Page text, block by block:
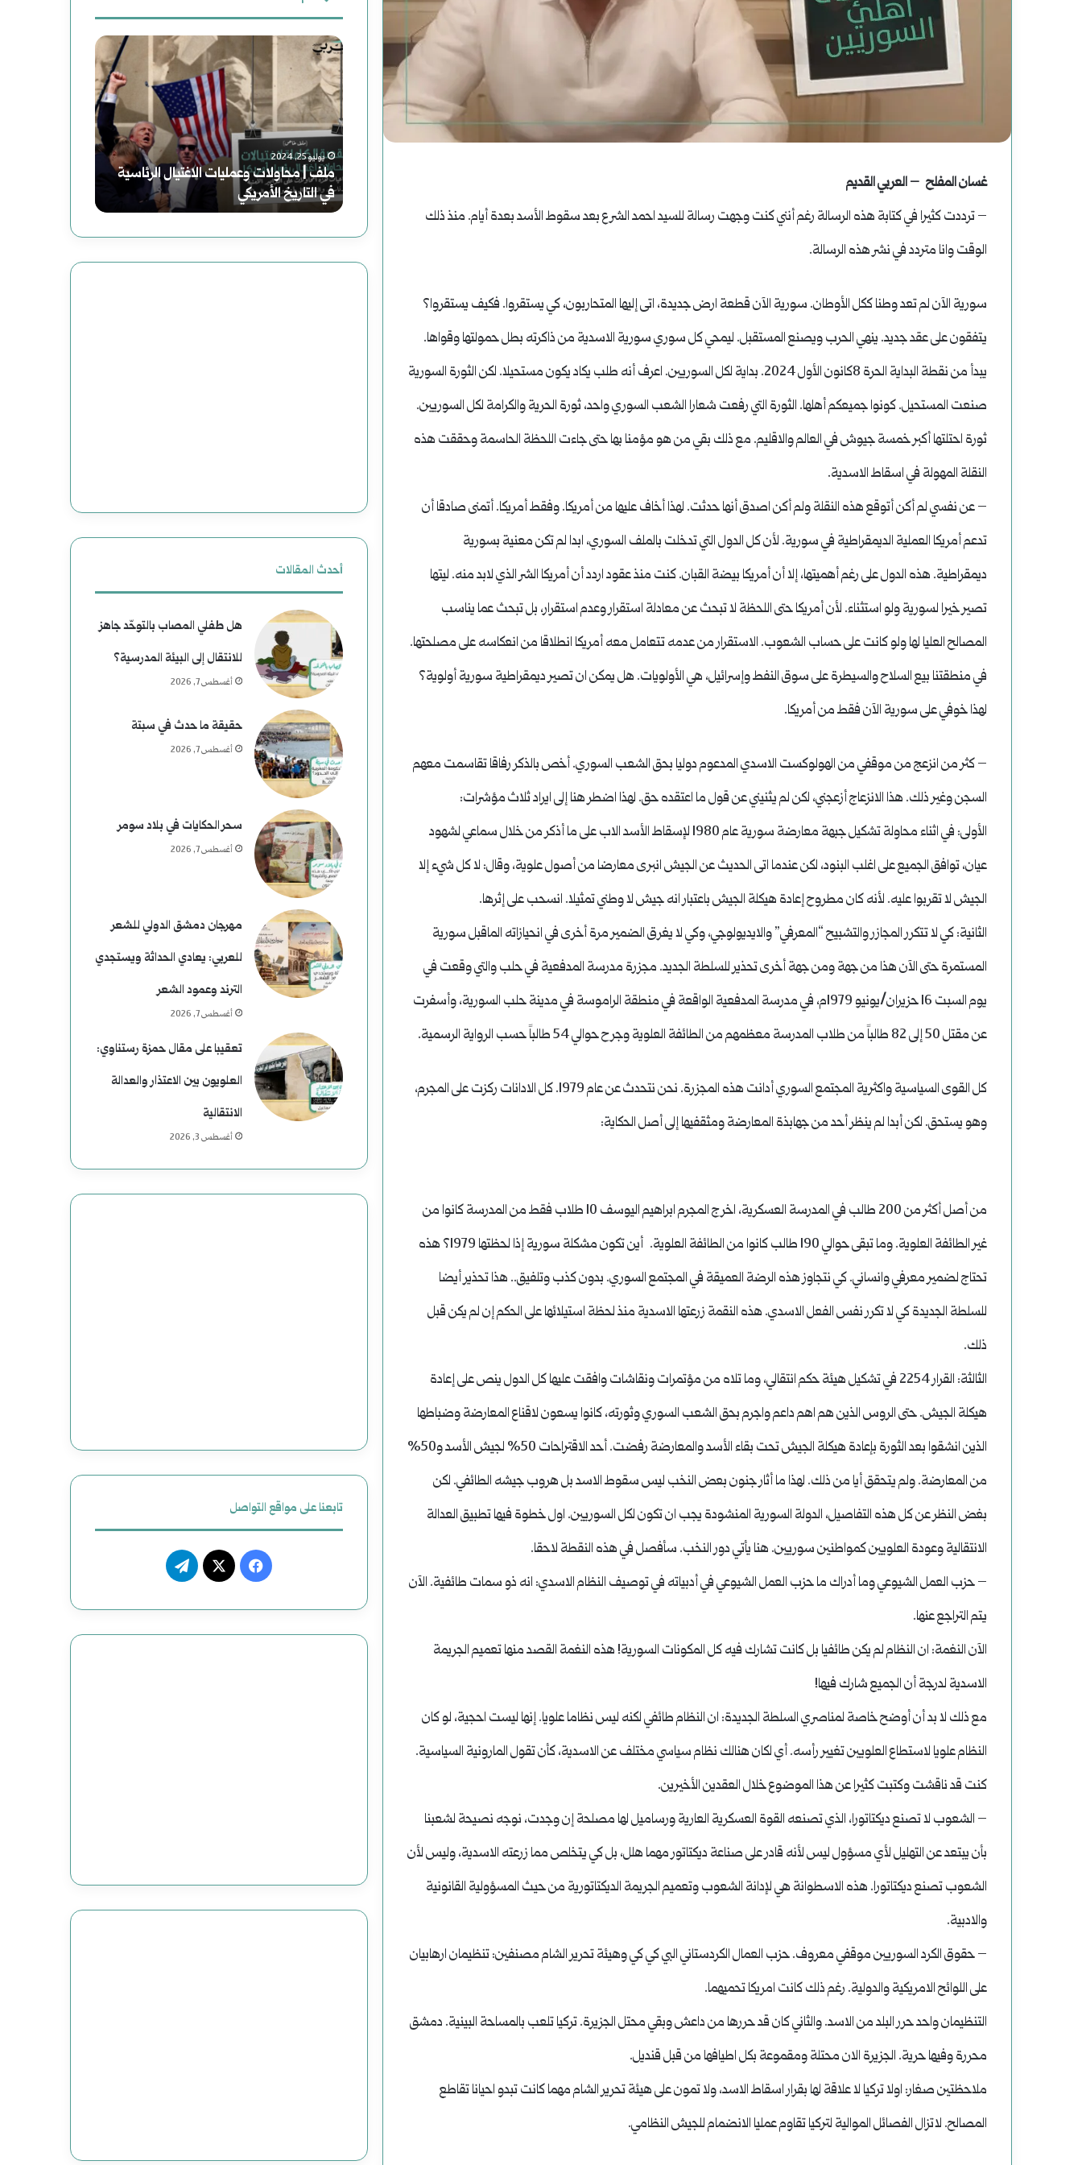
غسان المفلح – العربي القديم
– ترددت كثيرا في كتابة هذه الرسالة رغم أنني كنت وجهت رسالة للسيد احمد الشرع بعد سقوط الأسد بعدة أيام. منذ ذلك
الوقت وانا متردد في نشر هذه الرسالة.
سورية الآن لم تعد وطنا ككل الأوطان. سورية الآن قطعة ارض جديدة، اتى إليها المتحاربون، كي يستقروا. فكيف يستقروا؟
يتفقون على عقد جديد. ينهي الحرب ويصنع المستقبل. ليمحي كل سوري سورية الاسدية من ذاكرته بطل حمولتها وقواها.
يبدأ من نقطة البداية الحرة 8كانون الأول 2024. بداية لكل السوريين. اعرف أنه طلب يكاد يكون مستحيلا. لكن الثورة السورية
صنعت المستحيل. كونوا جميعكم أهلها. الثورة التي رفعت شعارا الشعب السوري واحد، ثورة الحرية والكرامة لكل السوريين.
ثورة احتلتها أكبر خمسة جيوش في العالم والاقليم. مع ذلك بقي من هو مؤمنا بها حتى جاءت اللحظة الحاسمة وحققت هذه
النقلة المهولة في اسقاط الاسدية.
– عن نفسي لم أكن أتوقع هذه النقلة ولم أكن اصدق أنها حدثت. لهذا أخاف عليها من أمريكا. وفقط أمريكا. أتمنى صادقا أن
تدعم أمريكا العملية الديمقراطية في سورية. لأن كل الدول التي تدخلت بالملف السوري، ابدا لم تكن معنية بسورية
ديمقراطية. هذه الدول على رغم أهميتها، إلا أن أمريكا بيضة القبان. كنت منذ عقود اردد أن أمريكا الشر الذي لابد منه. ليتها
تصير خيرا لسورية ولو استثناء. لأن أمريكا حتى اللحظة لا تبحث عن معادلة استقرار وعدم استقرار، بل تبحث عما يناسب
المصالح العليا لها ولو كانت على حساب الشعوب. الاستقرار من عدمه تتعامل معه أمريكا انطلاقا من انعكاسه على مصلحتها.
في منطقتنا بيع السلاح والسيطرة على سوق النفط وإسرائيل، هي الأولويات. هل يمكن ان تصير ديمقراطية سورية أولوية؟
لهذا خوفي على سورية الآن فقط من أمريكا.
– كثر من انزعج من موقفي من الهولوكست الاسدي المدعوم دوليا بحق الشعب السوري. أخص بالذكر رفاقا تقاسمت معهم
السجن وغير ذلك. هذا الانزعاج أزعجني، لكن لم يثنيني عن قول ما اعتقده حق. لهذا اضطر هنا إلى ايراد ثلاث مؤشرات:
الأولى: في اثناء محاولة تشكيل جبهة معارضة سورية عام 1980 لإسقاط الأسد الاب على ما أذكر من خلال سماعي لشهود
عيان، توافق الجميع على اغلب البنود، لكن عندما اتى الحديث عن الجيش انبرى معارضا من أصول علوية، وقال: لا كل شيء إلا
الجيش لا تقربوا عليه. لأنه كان مطروح إعادة هيكلة الجيش باعتبار انه جيش لا وطني تمثيلا. انسحب على إثرها.
الثانية: كي لا تتكرر المجازر والتشبيح “المعرفي” والايديولوجي، وكي لا يغرق الضمير مرة أخرى في انحيازاته الماقبل سورية
المستمرة حتى الآن هذا من جهة ومن جهة أخرى تحذير للسلطة الجديد. مجزرة مدرسة المدفعية في حلب والتي وقعت في
يوم السبت 16 حزيران/يونيو 1979م، في مدرسة المدفعية الواقعة في منطقة الراموسة في مدينة حلب السورية، وأسفرت
عن مقتل 50 إلى 82 طالباً من طلاب المدرسة معظمهم من الطائفة العلوية وجرح حوالي 54 طالباً حسب الرواية الرسمية.
كل القوى السياسية واكثرية المجتمع السوري أدانت هذه المجزرة. نحن نتحدث عن عام 1979. كل الادانات ركزت على المجرم،
وهو يستحق. لكن أبدا لم ينظر أحد من جهابذة المعارضة ومثقفيها إلى أصل الحكاية:
من أصل أكثر من 200 طالب في المدرسة العسكرية، اخرج المجرم ابراهيم اليوسف 10 طلاب فقط من المدرسة كانوا من
غير الطائفة العلوية. وما تبقى حوالي 190 طالب كانوا من الطائفة العلوية. أين تكون مشكلة سورية إذا لحظتها 1979؟ هذه
تحتاج لضمير معرفي وانساني. كي نتجاوز هذه الرضة العميقة في المجتمع السوري. بدون كذب وتلفيق.. هذا تحذير أيضا
للسلطة الجديدة كي لا تكرر نفس الفعل الاسدي. هذه النقمة زرعتها الاسدية منذ لحظة استيلائها على الحكم إن لم يكن قبل
ذلك.
الثالثة: القرار 2254 في تشكيل هيئة حكم انتقالي، وما تلاه من مؤتمرات ونقاشات وافقت عليها كل الدول ينص على إعادة
هيكلة الجيش. حتى الروس الذين هم اهم داعم واجرم بحق الشعب السوري وثورته، كانوا يسعون لاقناع المعارضة وضباطها
الذين انشقوا بعد الثورة بإعادة هيكلة الجيش تحت بقاء الأسد والمعارضة رفضت. أحد الاقتراحات 50% لجيش الأسد و50%
من المعارضة. ولم يتحقق أيا من ذلك. لهذا ما أثار جنون بعض النخب ليس سقوط الاسد بل هروب جيشه الطائفي. لكن
بغض النظر عن كل هذه التفاصيل، الدولة السورية المنشودة يجب ان تكون لكل السوريين. اول خطوة فيها تطبيق العدالة
الانتقالية وعودة العلويين كمواطنين سوريين. هنا يأتي دور النخب. سأفصل في هذه النقطة لاحقا.
– حزب العمل الشيوعي وما أدراك ما حزب العمل الشيوعي في أدبياته في توصيف النظام الاسدي: انه ذو سمات طائفية. الآن
يتم التراجع عنها.
الآن النغمة: ان النظام لم يكن طائفيا بل كانت تشارك فيه كل المكونات السورية! هذه النغمة القصد منها تعميم الجريمة
الاسدية لدرجة أن الجميع شارك فيها!
مع ذلك لا بد أن أوضح خاصة لمناصري السلطة الجديدة: ان النظام طائفي لكنه ليس نظاما علويا. إنها ليست احجية، لو كان
النظام علويا لاستطاع العلويين تغيير رأسه. أي لكان هنالك نظام سياسي مختلف عن الاسدية، كأن تقول المارونية السياسية.
كنت قد ناقشت وكتبت كثيرا عن هذا الموضوع خلال العقدين الأخيرين.
– الشعوب لا تصنع ديكتاتورا، الذي تصنعه القوة العسكرية العارية ورساميل لها مصلحة إن وجدت، نوجه نصيحة لشعبنا
بأن يبتعد عن التهليل لأي مسؤول ليس لأنه قادر على صناعة ديكتاتور مهما هلل، بل كي يتخلص مما زرعته الاسدية، وليس لأن
الشعوب تصنع ديكتاتورا. هذه الاسطوانة هي لإدانة الشعوب وتعميم الجريمة الديكتاتورية من حيث المسؤولية القانونية
والادبية.
– حقوق الكرد السوريين موقفي معروف. حزب العمال الكردستاني البي كي كي وهيئة تحرير الشام مصنفين: تنظيمان ارهابيان
على اللوائح الامريكية والدولية. رغم ذلك كانت امريكا تحميهما.
التنظيمان واحد حرر البلد من الاسد. والثاني كان قد حررها من داعش وبقي محتل الجزيرة. تركيا تلعب بالمساحة البينية. دمشق
محررة وفيها حرية. الجزيرة الان محتلة ومقموعة بكل اطيافها من قبل قنديل.
ملاحظتين صغار: اولا تركيا لا علاقة لها بقرار اسقاط الاسد، ولا تمون على هيئة تحرير الشام مهما كانت تبدو احيانا تقاطع
المصالح. لاتزال الفصائل الموالية لتركيا تقاوم عمليا الانضمام للجيش النظامي.
رواية (الصاعدون إلى النعيم) لموسى رحوم
عباس: داعش تنظيم مصنوع وضحاياه أبرياء
سوريا
الحلم
هاوية
منعطف
ملف
|
محاولات
وعمليات
الرئاسية
الأمريكي
دعوة
لقراءة
جديدة
للتاريخ
أغسطس 2, 2025
دعوة لقراءة جديدة للتاريخ
رواية
(الصاعدون
إلى
النعيم)
رحوم
عباس:
داعش
أحدث المقالات
هل طفلي المصاب بالتوحّد جاهز
للانتقال إلى البيئة المدرسية؟
أغسطس 7, 2026
حقيقة ما حدث في سبتة
أغسطس 7, 2026
سحر الحكايات في بلاد سومر
أغسطس 7, 2026
مهرجان دمشق الدولي للشعر
للعربي: يعادي الحداثة ويستجدي
الترند وعمود الشعر
أغسطس 7, 2026
تعقيبا على مقال حمزة رستناوي:
العلويون بين الاعتذار والعدالة
الانتقالية
أغسطس 3, 2026
تابعنا على مواقع التواصل
فيسبوك
‫X تيلقرام